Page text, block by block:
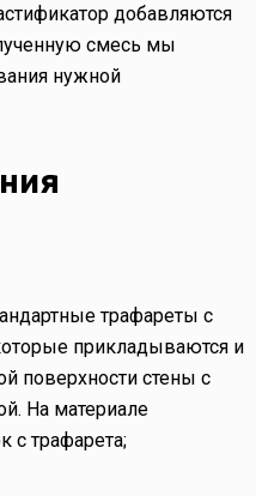
добавляются
смесь мы
нужной
трафареты с
прикладываются и
поверхности стены с
На материале
с трафарета;